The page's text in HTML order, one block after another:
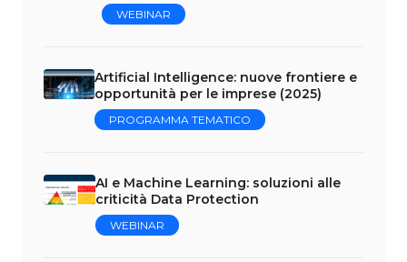
WEBINAR
Artificial Intelligence: nuove frontiere e
opportunità per le imprese (2025)
PROGRAMMA TEMATICO
AI e Machine Learning: soluzioni alle
criticità Data Protection
WEBINAR